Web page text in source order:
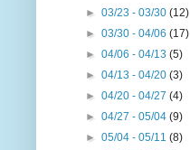
►03/23 - 03/30(12)
►03/30 - 04/06(17)
►04/06 - 04/13(5)
►04/13 - 04/20(3)
►04/20 - 04/27(4)
►04/27 - 05/04(9)
►05/04 - 05/11(8)